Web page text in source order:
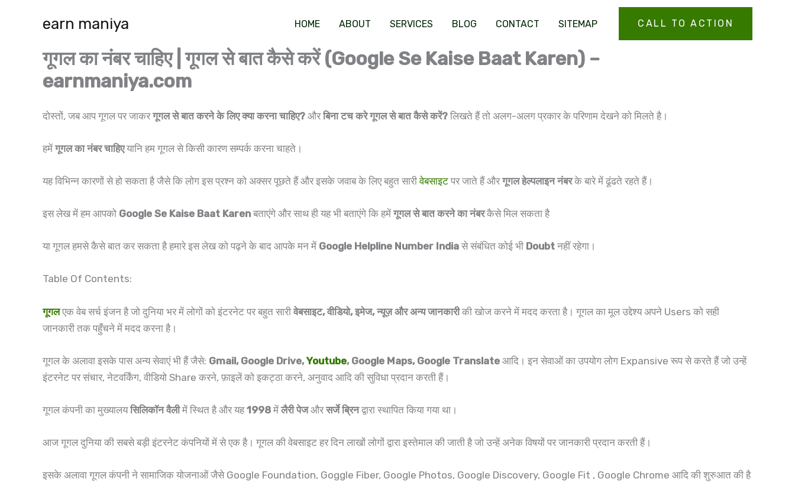
earn maniya HOME ABOUT SERVICES BLOG CONTACT SITEMAP CALL TO ACTION
गूगल का नंबर चाहिए | गूगल से बात कैसे करें (Google Se Kaise Baat Karen) –
earnmaniya.com
दोस्तों, जब आप गूगल पर जाकरगूगल से बात करने के लिए क्या करना चाहिए? औरबिना टच करे गूगल से बात कैसे करें? लिखते हैं तो अलग-अलग प्रकार के परिणाम देखने को मिलते है।
हमें गूगल का नंबर चाहिएयानि हम गूगल से किसी कारण सम्पर्क करना चाहते।
यह विभिन्न कारणों से हो सकता है जैसे कि लोग इस प्रश्न को अक्सर पूछते हैं और इसके जवाब के लिए बहुत सारीवेबसाइट पर जाते हैं औरगूगल हेल्पलाइन नंबरके बारे में ढूंढते रहते हैं।
इस लेख में हम आपको Google Se Kaise Baat Karen बताएंगे और साथ ही यह भी बताएंगे कि हमें गूगल से बात करने का नंबरकैसे मिल सकता है
या गूगल हमसे कैसे बात कर सकता है हमारे इस लेख को पढ़ने के बाद आपके मन में Google Helpline Number India से संबंधित कोई भी Doubt नहीं रहेगा।
Table Of Contents:
गूगलएक वेब सर्च इंजन है जो दुनिया भर में लोगों को इंटरनेट पर बहुत सारी वेबसाइट, वीडियो, इमेज, न्यूज़ और अन्य जानकारीकी खोज करने में मदद करता है। गूगल का मूल उद्देश्य अपने Users को सही
जानकारी तक पहुँचने में मदद करना है।
गूगल के अलावा इसके पास अन्य सेवाएं भी हैं जैसे: Gmail, Google Drive, Youtube, Google Maps, Google Translate आदि। इन सेवाओं का उपयोग लोग Expansive रूप से करते हैं जो उन्हें
इंटरनेट पर संचार, नेटवर्किंग, वीडियो Share करने, फ़ाइलें को इकट्ठा करने, अनुवाद आदि की सुविधा प्रदान करती हैं।
गूगल कंपनी का मुख्यालयसिलिकॉन वैलीमें स्थित है और यह1998 में लैरी पेजऔरसर्जे ब्रिनद्वारा स्थापित किया गया था।
आज गूगल दुनिया की सबसे बड़ी इंटरनेट कंपनियों में से एक है। गूगल की वेबसाइट हर दिन लाखों लोगों द्वारा इस्तेमाल की जाती है जो उन्हें अनेक विषयों पर जानकारी प्रदान करती हैं।
इसके अलावा गूगल कंपनी ने सामाजिक योजनाओं जैसे Google Foundation, Goggle Fiber, Google Photos, Google Discovery, Google Fit , Google Chrome आदि की शुरुआत की है